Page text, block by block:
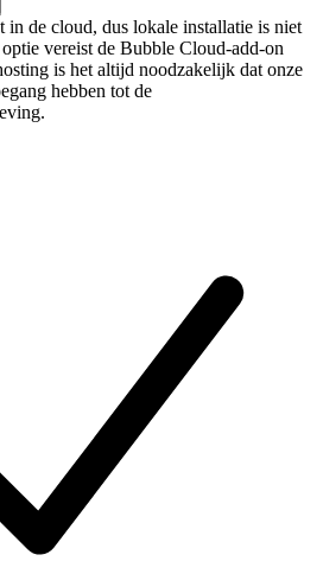
in de cloud, dus lokale installatie is niet
vereist de Bubble Cloud-add-on
is het altijd noodzakelijk dat onze
hebben tot de